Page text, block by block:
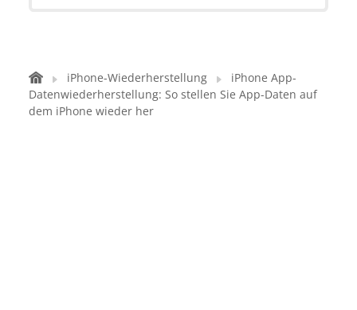
iPhone-Wiederherstellung
iPhone App-
Datenwiederherstellung: So stellen Sie App-Daten auf
dem iPhone wieder her